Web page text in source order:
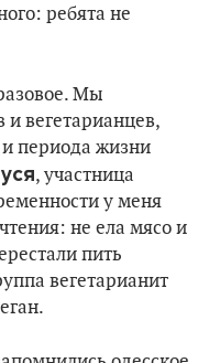
ребята не
Мы
и вегетарианцев,
и периода жизни
, участница
у меня
не ела мясо и
пить
вегетарианит